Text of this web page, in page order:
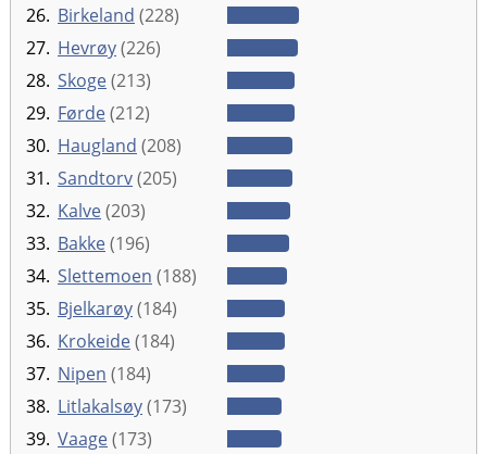
26. Birkeland (228)
27. Hevrøy(226)
28. Skoge(213)
29. Førde(212)
30. Haugland (208)
31. Sandtorv(205)
32. Kalve(203)
33. Bakke(196)
34. Slettemoen (188)
35. Bjelkarøy(184)
36. Krokeide(184)
37. Nipen (184)
38. Litlakalsøy(173)
39. Vaage(173)